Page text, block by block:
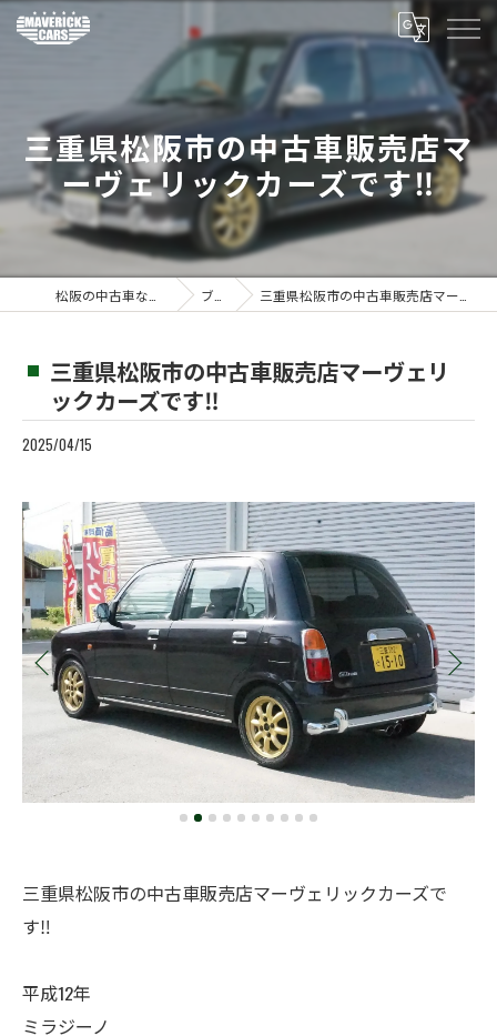
三重県松阪市の中古車販売店マ
ーヴェリックカーズです‼️
ブログ 三重県松阪市の中古車販売店マーヴェリックカーズです‼️
三重県松阪市の中古車販売店マーヴェリ
ックカーズです‼️
2025/04/15
三重県松阪市の中古車販売店マーヴェリックカーズで
す‼️
平成12年
ミラジーノ